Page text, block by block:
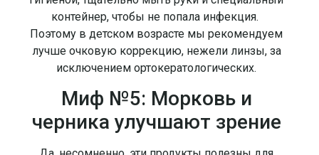
контейнер, чтобы не попала инфекция.
Поэтому в детском возрасте мы рекомендуем
лучше очковую коррекцию, нежели линзы, за
исключением ортокератологических.
Миф №5: Морковь и
черника улучшают зрение